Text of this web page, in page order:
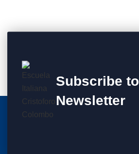
Subscribe to
Newsletter